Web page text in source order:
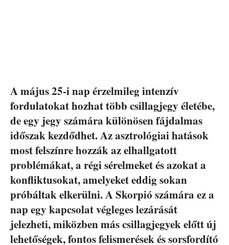
A május 25-i nap érzelmileg intenzív
fordulatokat hozhat több csillagjegy életébe,
de egy jegy számára különösen fájdalmas
időszak kezdődhet. Az asztrológiai hatások
most felszínre hozzák az elhallgatott
problémákat, a régi sérelmeket és azokat a
konfliktusokat, amelyeket eddig sokan
próbáltak elkerülni. A Skorpió számára ez a
nap egy kapcsolat végleges lezárását
jelezheti, miközben más csillagjegyek előtt új
lehetőségek, fontos felismerések és sorsfordító